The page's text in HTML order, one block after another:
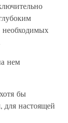
необходимых
нем
бы
для настоящей